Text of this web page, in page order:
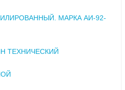
МАРКА АИ-92-
ТЕХНИЧЕСКИЙ